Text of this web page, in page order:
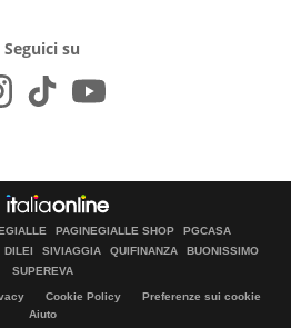
Seguici su
PAGINEGIALLE SHOP
PGCASA
DILEI SIVIAGGIA QUIFINANZA
BUONISSIMO
SUPEREVA
Cookie Policy
Preferenze sui cookie
Aiuto